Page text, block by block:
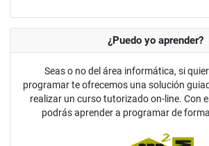
¿Puedo yo aprender?
Seas o no del área informática, si
programar te ofrecemos una solución
realizar un curso tutorizado on-line. Con
podrás aprender a programar de